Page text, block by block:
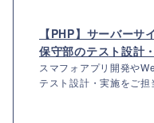
【PHP】サーバー
保守部のテスト設計
スマフォアプリ開発や
テスト設計・実施をご